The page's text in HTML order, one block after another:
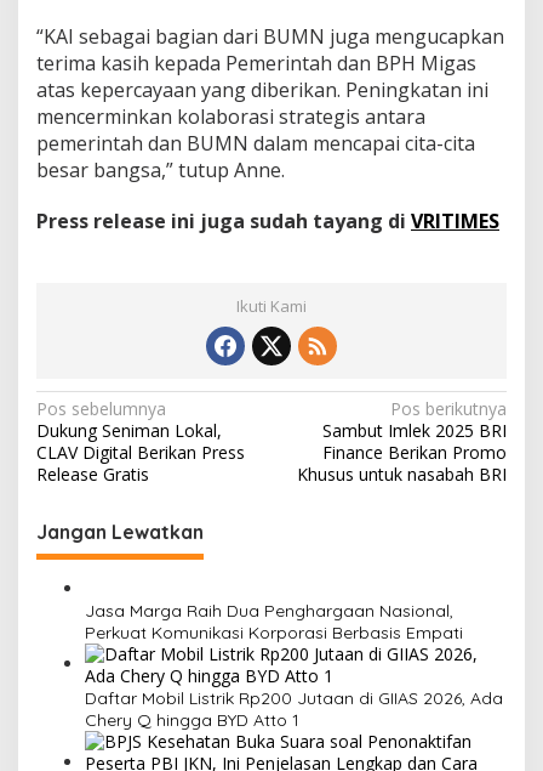
“KAI sebagai bagian dari BUMN juga mengucapkan
terima kasih kepada Pemerintah dan BPH Migas
atas kepercayaan yang diberikan. Peningkatan ini
mencerminkan kolaborasi strategis antara
pemerintah dan BUMN dalam mencapai cita-cita
besar bangsa,” tutup Anne.
Press release ini juga sudah tayang di VRITIMES
Ikuti Kami
N
a
v
i
g
Pos sebelumnya
Dukung Seniman Lokal,
CLAV Digital Berikan Press
Release Gratis
Pos berikutnya
Sambut Imlek 2025 BRI
Finance Berikan Promo
Khusus untuk nasabah BRI
Jangan Lewatkan
Jasa Marga Raih Dua Penghargaan Nasional,
Perkuat Komunikasi Korporasi Berbasis Empati
Daftar Mobil Listrik Rp200 Jutaan di GIIAS 2026, Ada
Chery Q hingga BYD Atto 1